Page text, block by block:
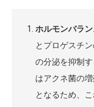
ホルモンバラ
とプロゲスチ
の分泌を抑制
はアクネ菌の
となるため、